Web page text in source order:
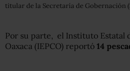
titular de la Secretaría de Gobernación
Por su parte, el Instituto Estatal
Oaxaca (IEPCO) reportó 14